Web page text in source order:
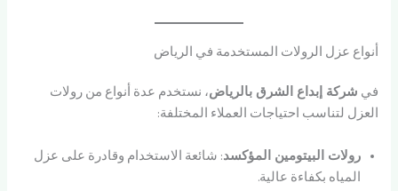
أنواع عزل الرولات المستخدمة في الرياض
في شركة إبداع الشرق بالرياض، نستخدم عدة أنواع من رولات
العزل لتناسب احتياجات العملاء المختلفة:
رولات البيتومين المؤكسد: شائعة الاستخدام وقادرة على عزل
المياه بكفاءة عالية.